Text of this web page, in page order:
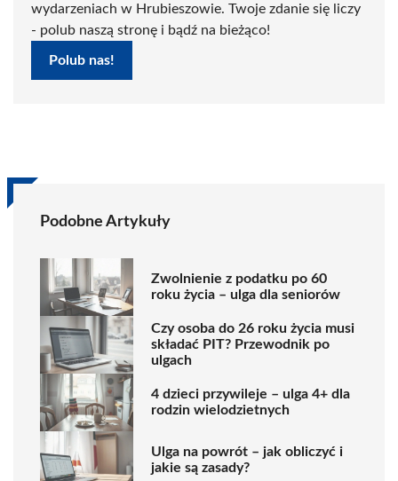
wydarzeniach w Hrubieszowie. Twoje zdanie się liczy
- polub naszą stronę i bądź na bieżąco!
Polub nas!
Podobne Artykuły
Zwolnienie z podatku po 60
roku życia – ulga dla seniorów
Czy osoba do 26 roku życia musi
składać PIT? Przewodnik po
ulgach
4 dzieci przywileje – ulga 4+ dla
rodzin wielodzietnych
Ulga na powrót – jak obliczyć i
jakie są zasady?